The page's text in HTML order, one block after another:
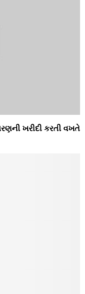
ખરીદી કરતી વખતે